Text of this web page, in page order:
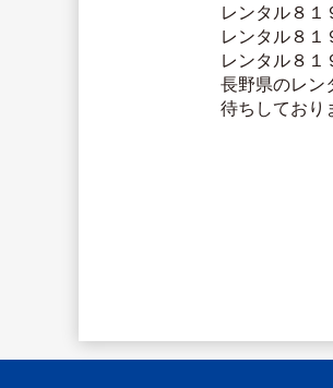
レンタル８１
レンタル８１
レンタル８１
長野県のレン
待ちしており